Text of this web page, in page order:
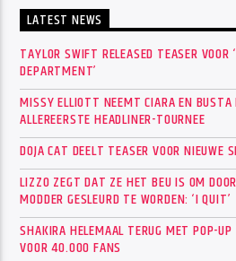
LATEST NEWS
TAYLOR SWIFT RELEASED TEASER
DEPARTMENT’
MISSY ELLIOTT NEEMT CIARA EN
ALLEREERSTE HEADLINER-TOURNEE
DOJA CAT DEELT TEASER VOOR NIEUWE
LIZZO ZEGT DAT ZE HET BEU IS OM
MODDER GESLEURD TE WORDEN: ‘I QUIT’
SHAKIRA HELEMAAL TERUG MET POP-
VOOR 40.000 FANS